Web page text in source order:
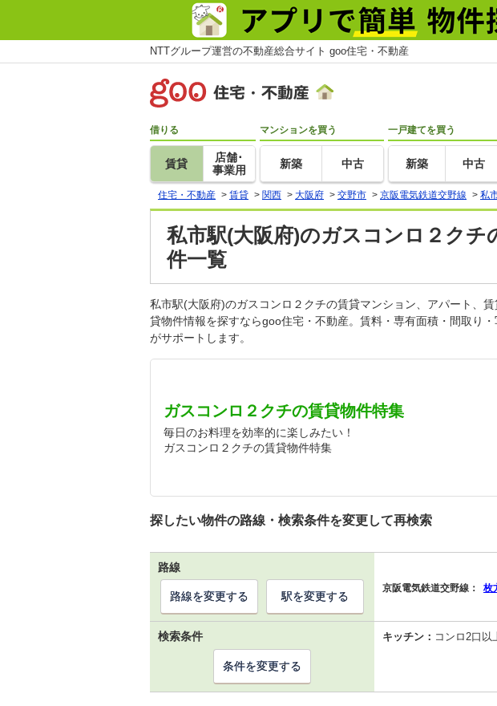
NTTグループ運営の不動産総合サイト goo住宅・不動産
借りる
賃貸
店舗･
事業用
マンションを買う
新築 中古
一戸建てを買う
新築 中古
住宅・不動産 > 賃貸 > 関西 > 大阪府 > 交野市 > 京阪電気鉄道交野線 > 私
私市駅(大阪府)のガスコンロ２ク
件一覧
私市駅(大阪府)のガスコンロ２クチの賃貸マンション、アパート、
貸物件情報を探すならgoo住宅・不動産。賃料・専有面積・間取り
がサポートします。
ガスコンロ２クチの賃貸物件特集
毎日のお料理を効率的に楽しみたい！
ガスコンロ２クチの賃貸物件特集
探したい物件の路線・検索条件を変更して再検索
路線
京阪電気鉄道交野線： 枚
路線を変更する 駅を変更する
検索条件 キッチン： コンロ2口以
条件を変更する